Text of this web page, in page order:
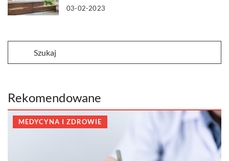
03-02-2023
Rekomendowane
MEDYCYNA I ZDROWIE